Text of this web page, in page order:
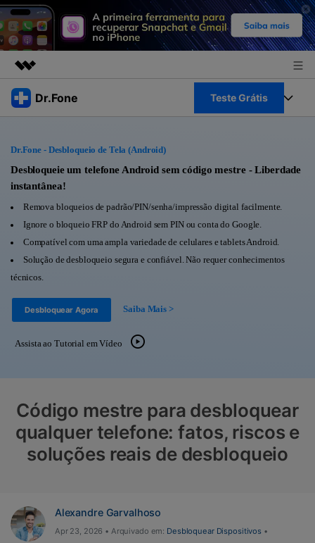
Produtos em destaque
Soluções
Sobre nós
Sala de imprensa
Loja
Dr.Fone Teste Grátis
Veja Toolkit Completo >
Productos
Para PC
Para Celular
Online
Ver Todos Os Aplicativos
Guia & Suporte
Ações rápidas
Dicas
Centro de Ajuda
Recursos
Gerenciador de dados
Reparar Celular
Encontre Mais Soluções
Entrar
Dr.Fone - Desbloqueio de Tela (Android)
Desbloqueie um telefone Android sem código mestre - Liberdade
instantânea!
Remova bloqueios de padrão/PIN/senha/impressão digital facilmente.
Ignore o bloqueio FRP do Android sem PIN ou conta do Google.
Compatível com uma ampla variedade de celulares e tablets Android.
Solução de desbloqueio segura e confiável. Não requer conhecimentos
técnicos.
Desbloquear Agora Saiba Mais >
Assista ao Tutorial em Vídeo
Código mestre para desbloquear
qualquer telefone: fatos, riscos e
soluções reais de desbloqueio
Alexandre Garvalhoso
Apr 23, 2026 • Arquivado em: Desbloquear Dispositivos •